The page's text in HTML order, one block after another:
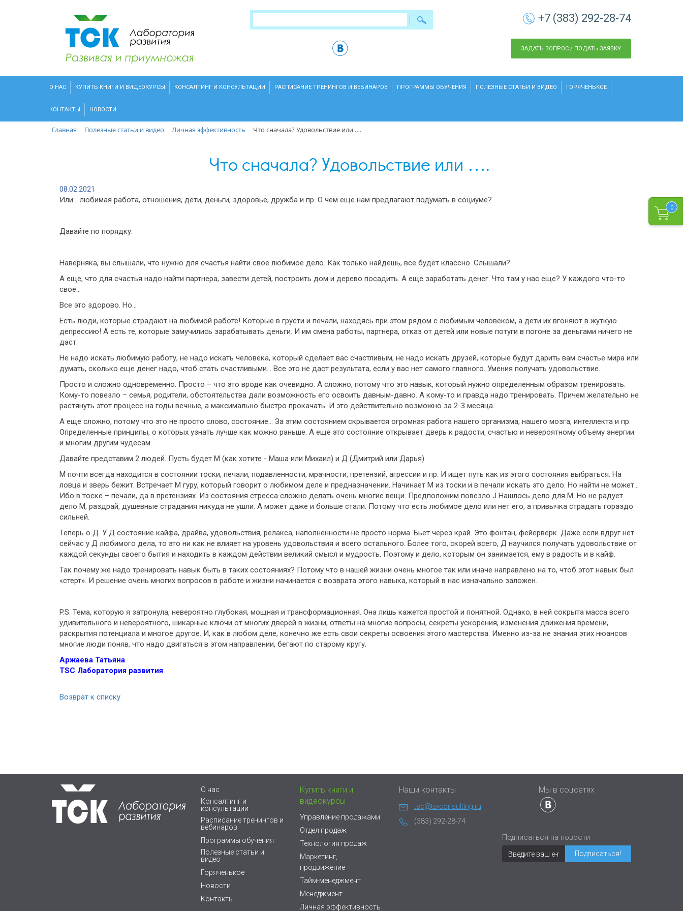
0
+7 (383) 292-28-74
ЗАДАТЬ ВОПРОС / ПОДАТЬ ЗАЯВКУ
О НАС КУПИТЬ КНИГИ И ВИДЕОКУРСЫ КОНСАЛТИНГ И КОНСУЛЬТАЦИИ РАСПИСАНИЕ ТРЕНИНГОВ И ВЕБИНАРОВ ПРОГРАММЫ ОБУЧЕНИЯ ПОЛЕЗНЫЕ СТАТЬИ И ВИДЕО ГОРЯЧЕНЬКОЕ
КОНТАКТЫ НОВОСТИ
Главная Полезные статьи и видео Личная эффективность Что сначала? Удовольствие или ….
Что сначала? Удовольствие или ….
08.02.2021
Или… любимая работа, отношения, дети, деньги, здоровье, дружба и пр. О чем еще нам предлагают подумать в социуме?
Давайте по порядку.
Наверняка, вы слышали, что нужно для счастья найти свое любимое дело. Как только найдешь, все будет классно. Слышали?
А еще, что для счастья надо найти партнера, завести детей, построить дом и дерево посадить. А еще заработать денег. Что там у нас еще? У каждого что-то
свое…
Все это здорово. Но…
Есть люди, которые страдают на любимой работе! Которые в грусти и печали, находясь при этом рядом с любимым человеком, а дети их вгоняют в жуткую
депрессию! А есть те, которые замучились зарабатывать деньги. И им смена работы, партнера, отказ от детей или новые потуги в погоне за деньгами ничего не
даст.
Не надо искать любимую работу, не надо искать человека, который сделает вас счастливым, не надо искать друзей, которые будут дарить вам счастье мира или
думать, сколько еще денег надо, чтоб стать счастливыми… Все это не даст результата, если у вас нет самого главного. Умения получать удовольствие.
Просто и сложно одновременно. Просто – что это вроде как очевидно. А сложно, потому что это навык, который нужно определенным образом тренировать.
Кому-то повезло – семья, родители, обстоятельства дали возможность его освоить давным-давно. А кому-то и правда надо тренировать. Причем желательно не
растянуть этот процесс на годы вечные, а максимально быстро прокачать. И это действительно возможно за 2-3 месяца.
А еще сложно, потому что это не просто слово, состояние… За этим состоянием скрывается огромная работа нашего организма, нашего мозга, интеллекта и пр.
Определенные принципы, о которых узнать лучше как можно раньше. А еще это состояние открывает дверь к радости, счастью и невероятному объему энергии
и многим другим чудесам.
Давайте представим 2 людей. Пусть будет М (как хотите - Маша или Михаил) и Д (Дмитрий или Дарья).
М почти всегда находится в состоянии тоски, печали, подавленности, мрачности, претензий, агрессии и пр. И ищет путь как из этого состояния выбраться. На
ловца и зверь бежит. Встречает М гуру, который говорит о любимом деле и предназначении. Начинает М из тоски и в печали искать это дело. Но найти не может…
Ибо в тоске – печали, да в претензиях. Из состояния стресса сложно делать очень многие вещи. Предположим повезло J Нашлось дело для М. Но не радует
дело М, раздрай, душевные страдания никуда не ушли. А может даже и больше стали. Потому что есть любимое дело или нет его, а привычка страдать гораздо
сильней.
Теперь о Д. У Д состояние кайфа, драйва, удовольствия, релакса, наполненности не просто норма. Бьет через край. Это фонтан, фейерверк. Даже если вдруг нет
сейчас у Д любимого дела, то это ни как не влияет на уровень удовольствия и всего остального. Более того, скорей всего, Д научился получать удовольствие от
каждой секунды своего бытия и находить в каждом действии великий смысл и мудрость. Поэтому и дело, которым он занимается, ему в радость и в кайф.
Так почему же надо тренировать навык быть в таких состояниях? Потому что в нашей жизни очень многое так или иначе направлено на то, чтоб этот навык был
«стерт». И решение очень многих вопросов в работе и жизни начинается с возврата этого навыка, который в нас изначально заложен.
P.S. Тема, которую я затронула, невероятно глубокая, мощная и трансформационная. Она лишь кажется простой и понятной. Однако, в ней сокрыта масса всего
удивительного и невероятного, шикарные ключи от многих дверей в жизни, ответы на многие вопросы, секреты ускорения, изменения движения времени,
раскрытия потенциала и многое другое. И, как в любом деле, конечно же есть свои секреты освоения этого мастерства. Именно из-за не знания этих нюансов
многие люди поняв, что надо двигаться в этом направлении, бегают по старому кругу.
Аржаева Татьяна
TSC Лаборатория развития
Возврат к списку
О нас
Консалтинг и
консультации
Расписание тренингов и
вебинаров
Программы обучения
Полезные статьи и
видео
Горяченькое
Новости
Контакты
Купить книги и
видеокурсы
Управление продажами
Отдел продаж
Технология продаж
Маркетинг,
продвижение
Тайм-менеджмент
Менеджмент
Личная эффективность
Наши контакты
tsc@ts-consulting.ru
(383) 292-28-74
Мы в соцсетях
Подписаться на новости